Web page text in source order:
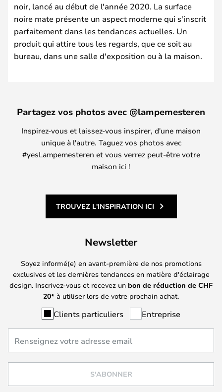
noir, lancé au début de l'année 2020. La surface
noire mate présente un aspect moderne qui s'inscrit
parfaitement dans les tendances actuelles. Un
produit qui attire tous les regards, que ce soit au
bureau, dans une salle d'exposition ou à la maison.
Partagez vos photos avec @lampemesteren
Inspirez-vous et laissez-vous inspirer, d'une maison
unique à l'autre. Taguez vos photos avec
#yesLampemesteren et vous verrez peut-être votre
maison ici !
TROUVEZ L'INSPIRATION ICI
Newsletter
Soyez informé(e) en avant-première de nos promotions
exclusives et les dernières tendances en matière d'éclairage
design. Inscrivez-vous et recevez un bon de réduction de CHF
20* à utiliser lors de votre prochain achat.
Clients particuliers Entreprise
S'ABONNER